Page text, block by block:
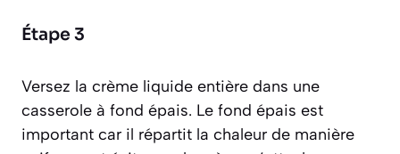
Étape 3
Versez la crème liquide entière dans une
casserole à fond épais. Le fond épais est
important car il répartit la chaleur de manière